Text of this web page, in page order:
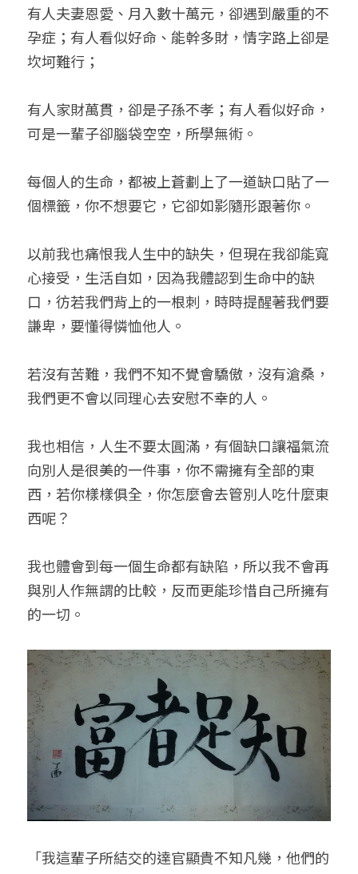
五行計算高階班
團隊訓練營
support@p8zicourse.com
五行八字線上班
有人夫妻恩愛、月入數十萬元，卻遇到嚴重的不
孕症；有人看似好命、能幹多財，情字路上卻是
坎坷難行；
有人家財萬貫，卻是子孫不孝；有人看似好命，
可是一輩子卻腦袋空空，所學無術。
每個人的生命，都被上蒼劃上了一道缺口貼了一
個標籤，你不想要它，它卻如影隨形跟著你。
以前我也痛恨我人生中的缺失，但現在我卻能寬
心接受，生活自如，因為我體認到生命中的缺
口，彷若我們背上的一根刺，時時提醒著我們要
謙卑，要懂得憐恤他人。
若沒有苦難，我們不知不覺會驕傲，沒有滄桑，
我們更不會以同理心去安慰不幸的人。
我也相信，人生不要太圓滿，有個缺口讓福氣流
向別人是很美的一件事，你不需擁有全部的東
西，若你樣樣俱全，你怎麼會去管別人吃什麼東
西呢？
我也體會到每一個生命都有缺陷，所以我不會再
與別人作無謂的比較，反而更能珍惜自己所擁有
的一切。
「我這輩子所結交的達官顯貴不知凡幾，他們的